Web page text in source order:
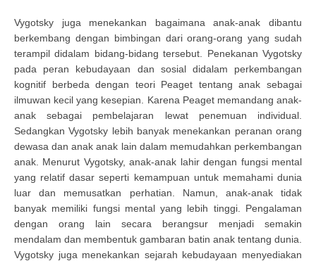
Vygotsky juga menekankan bagaimana anak-anak dibantu
berkembang dengan bimbingan dari orang-orang yang sudah
terampil didalam bidang-bidang tersebut. Penekanan Vygotsky
pada peran kebudayaan dan sosial didalam perkembangan
kognitif berbeda dengan teori Peaget tentang anak sebagai
ilmuwan kecil yang kesepian. Karena Peaget memandang anak-
anak sebagai pembelajaran lewat penemuan individual.
Sedangkan Vygotsky lebih banyak menekankan peranan orang
dewasa dan anak anak lain dalam memudahkan perkembangan
anak. Menurut Vygotsky, anak-anak lahir dengan fungsi mental
yang relatif dasar seperti kemampuan untuk memahami dunia
luar dan memusatkan perhatian. Namun, anak-anak tidak
banyak memiliki fungsi mental yang lebih tinggi. Pengalaman
dengan orang lain secara berangsur menjadi semakin
mendalam dan membentuk gambaran batin anak tentang dunia.
Vygotsky juga menekankan sejarah kebudayaan menyediakan